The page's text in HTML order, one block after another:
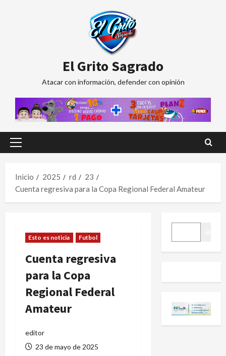
El Grito Sagrado
Atacar con información, defender con opinión
Menú
Inicio
2025 rd
23
Cuenta regresiva para la Copa Regional Federal Amateur
Esto es noticia Futbol
Cuenta regresiva
para la Copa
Regional Federal
Amateur
editor
23 de mayo de 2025